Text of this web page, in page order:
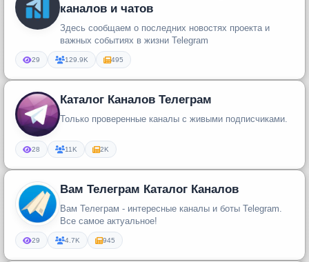
каналов и чатов
Здесь сообщаем о последних новостях проекта и
важных событиях в жизни Telegram
29 129.9K 495
Каталог Каналов Телеграм
Только проверенные каналы с живыми подписчиками.
28 11K 2K
Вам Телеграм Каталог Каналов
Вам Телеграм - интересные каналы и боты Telegram.
Все самое актуальное!
29 4.7K 945